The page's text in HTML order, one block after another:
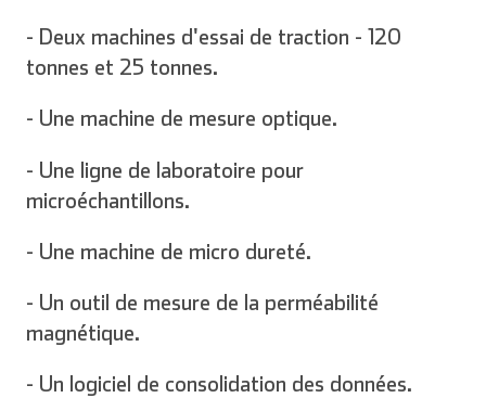
- Deux machines d'essai de traction - 120
tonnes et 25 tonnes.
- Une machine de mesure optique.
- Une ligne de laboratoire pour
microéchantillons.
- Une machine de micro dureté.
- Un outil de mesure de la perméabilité
magnétique.
- Un logiciel de consolidation des données.